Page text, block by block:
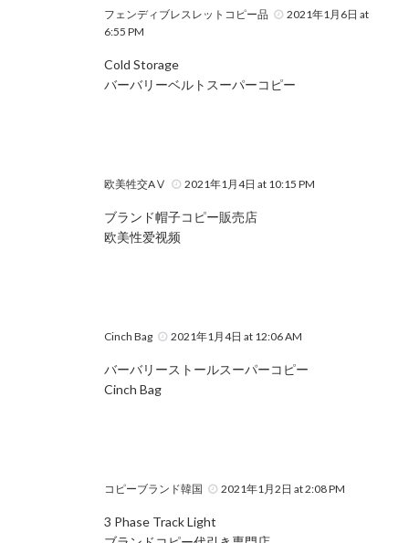
フェンディブレスレットコピー品
2021年1月6日 at
6:55 PM
Cold Storage
バーバリーベルトスーパーコピー
欧美牲交AⅤ 2021年1月4日 at 10:15 PM
ブランド帽子コピー販売店
欧美性爱视频
Cinch Bag 2021年1月4日 at 12:06 AM
バーバリーストールスーパーコピー
Cinch Bag
コピーブランド韓国 2021年1月2日 at 2:08 PM
3 Phase Track Light